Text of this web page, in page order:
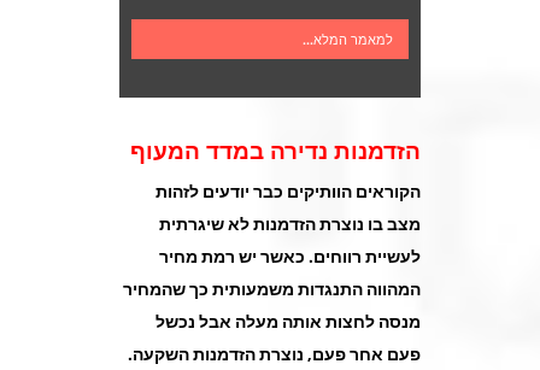
למאמר המלא...
הזדמנות נדירה במדד המעוף
הקוראים הוותיקים כבר יודעים לזהות
מצב בו נוצרת הזדמנות לא שיגרתית
לעשיית רווחים. כאשר יש רמת מחיר
המהווה התנגדות משמעותית כך שהמחיר
מנסה לחצות אותה מעלה אבל נכשל
פעם אחר פעם, נוצרת הזדמנות השקעה.